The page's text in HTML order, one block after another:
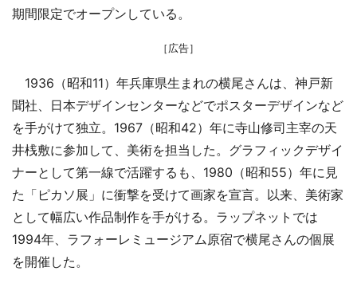
期間限定でオープンしている。
［広告］
1936（昭和11）年兵庫県生まれの横尾さんは、神戸新
聞社、日本デザインセンターなどでポスターデザインなど
を手がけて独立。1967（昭和42）年に寺山修司主宰の天
井桟敷に参加して、美術を担当した。グラフィックデザイ
ナーとして第一線で活躍するも、1980（昭和55）年に見
た「ピカソ展」に衝撃を受けて画家を宣言。以来、美術家
として幅広い作品制作を手がける。ラップネットでは
1994年、ラフォーレミュージアム原宿で横尾さんの個展
を開催した。